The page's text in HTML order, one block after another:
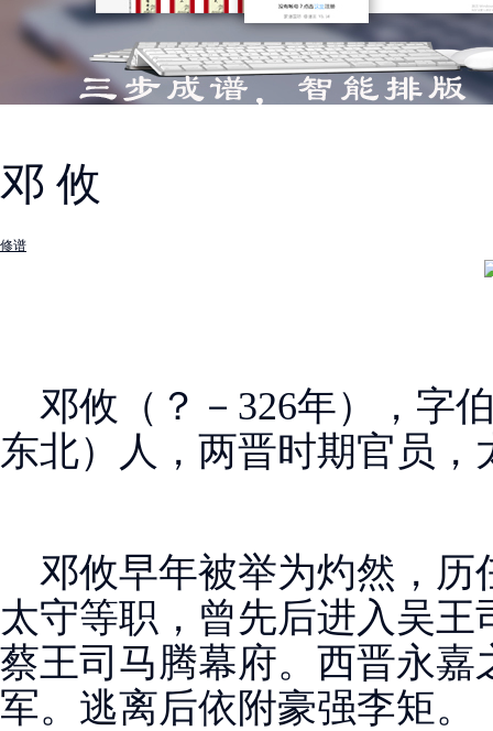
邓 攸
修谱
邓攸（？－326年），字
东北）人，两晋时期官员
邓攸早年被举为灼然，历
太守等职，曾先后进入吴
蔡王司马腾幕府。西晋永
军。逃离后依附豪强李矩。